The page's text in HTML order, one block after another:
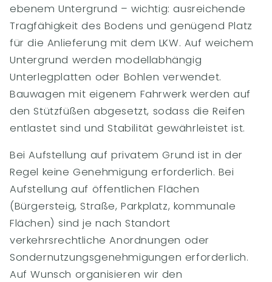
ebenem Untergrund – wichtig: ausreichende
Tragfähigkeit des Bodens und genügend Platz
für die Anlieferung mit dem LKW. Auf weichem
Untergrund werden modellabhängig
Unterlegplatten oder Bohlen verwendet.
Bauwagen mit eigenem Fahrwerk werden auf
den Stützfüßen abgesetzt, sodass die Reifen
entlastet sind und Stabilität gewährleistet ist.
Bei Aufstellung auf privatem Grund ist in der
Regel keine Genehmigung erforderlich. Bei
Aufstellung auf öffentlichen Flächen
(Bürgersteig, Straße, Parkplatz, kommunale
Flächen) sind je nach Standort
verkehrsrechtliche Anordnungen oder
Sondernutzungsgenehmigungen erforderlich.
Auf Wunsch organisieren wir den